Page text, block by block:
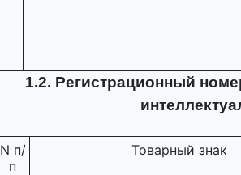
1.2. Регистрационный
N п/
п
Товарный знак